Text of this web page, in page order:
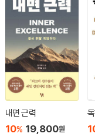
내면 근력
10% 19,800원